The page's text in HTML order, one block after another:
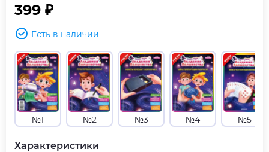
399 ₽
Есть в наличии
№1 №2 №3 №4 №5
Характеристики